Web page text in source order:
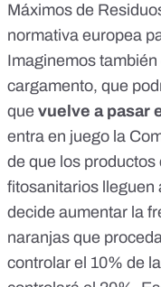
Máximos de
normativa europea
Imaginemos
cargamento, que
que vuelve a pasar
entra en juego la
de que los
fitosanitarios lleguen
decide aumentar la
naranjas que
controlar el 10% de